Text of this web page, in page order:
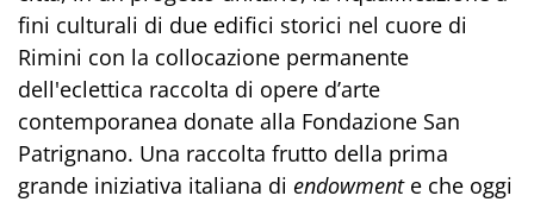
fini culturali di due edifici storici nel cuore di
Rimini con la collocazione permanente
dell'eclettica raccolta di opere d’arte
contemporanea donate alla Fondazione San
Patrignano. Una raccolta frutto della prima
grande iniziativa italiana di endowmente che oggi